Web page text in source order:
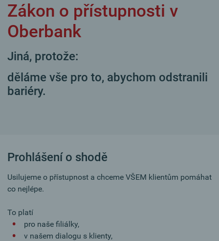
Zákon o přístupnosti v
Oberbank
Jiná, protože:
děláme vše pro to, abychom odstranili
bariéry.
Prohlášení o shodě
Usilujeme o přístupnost a chceme VŠEM klientům pomáhat
co nejlépe.
To platí
pro naše filiálky,
v našem dialogu s klienty,